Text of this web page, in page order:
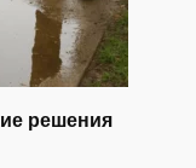
решения